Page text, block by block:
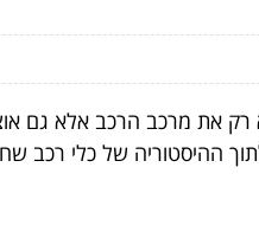
רק את מרכב הרכב אלא גם
ההיסטוריה של כלי רכב